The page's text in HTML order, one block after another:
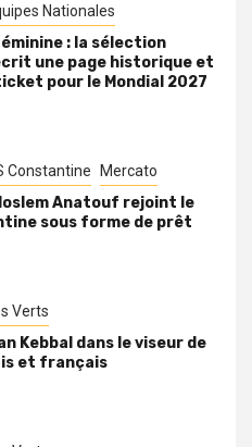
Nationales
: la sélection
une page historique et
pour le Mondial 2027
Constantine Mercato
Anatouf rejoint le
sous forme de prêt
Verts
Kebbal dans le viseur de
et français